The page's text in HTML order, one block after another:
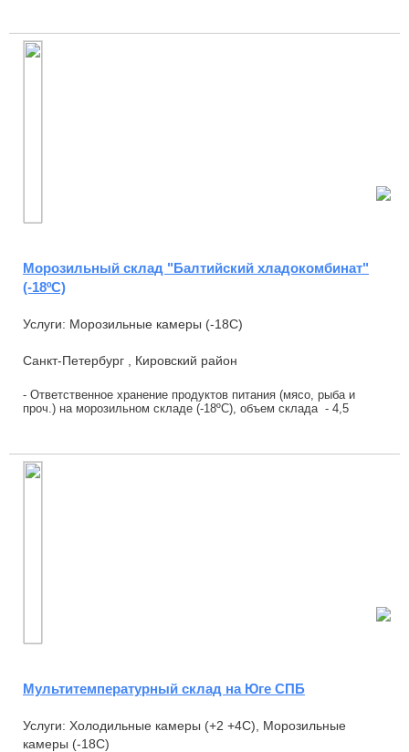
Морозильный склад "Балтийский хладокомбинат"
(-18ºC)
Услуги: Морозильные камеры (-18С)
Санкт-Петербург , Кировский район
- Ответственное хранение продуктов питания (мясо, рыба и
проч.) на морозильном складе (-18ºС), объем склада - 4,5
Мультитемпературный склад на Юге СПБ
Услуги: Холодильные камеры (+2 +4С), Морозильные
камеры (-18С)